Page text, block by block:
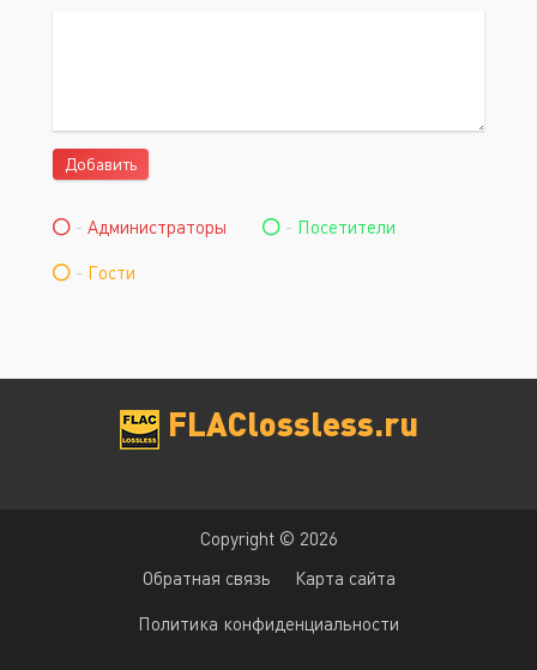
Добавить
- Администраторы - Посетители
- Гости
FLAClossless.ru
Copyright © 2026
Обратная связь
Карта сайта
Политика конфиденциальности